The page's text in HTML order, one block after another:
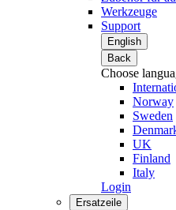
Werkzeuge
Support
English
Back
Choose
Norway
Sweden
UK
Finland
Italy
Login
Ersatzeile